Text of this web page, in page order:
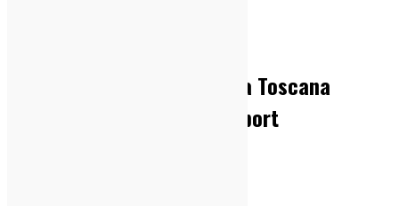
Micah P. Hinson @ Santeria Toscana
(Milano, 18/11/25): Live Report